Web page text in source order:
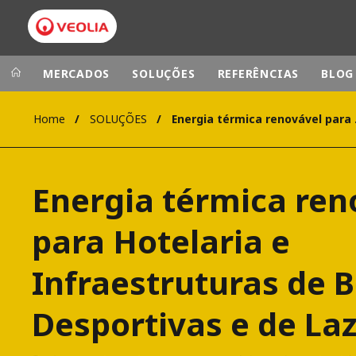
Veolia Group
CAMPUS
INSTITUTO
In the
AUSTRÁLIA
MERCADOS SOLUÇÕES REFERÊNCIAS BLOG
Home SOLUÇÕES Energia
Energia térmica
para Hotelaria e
Infraestruturas de
Desportivas e de